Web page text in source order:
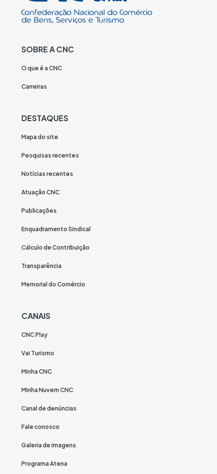
SOBRE A CNC
O que é a CNC
Carreiras
DESTAQUES
Mapa do site
Pesquisas recentes
Notícias recentes
Atuação CNC
Publicações
Enquadramento Sindical
Cálculo de Contribuição
Transparência
Memorial do Comércio
CANAIS
CNC Play
Vai Turismo
Minha CNC
Minha Nuvem CNC
Canal de denúncias
Fale conosco
Galeria de imagens
Programa Atena